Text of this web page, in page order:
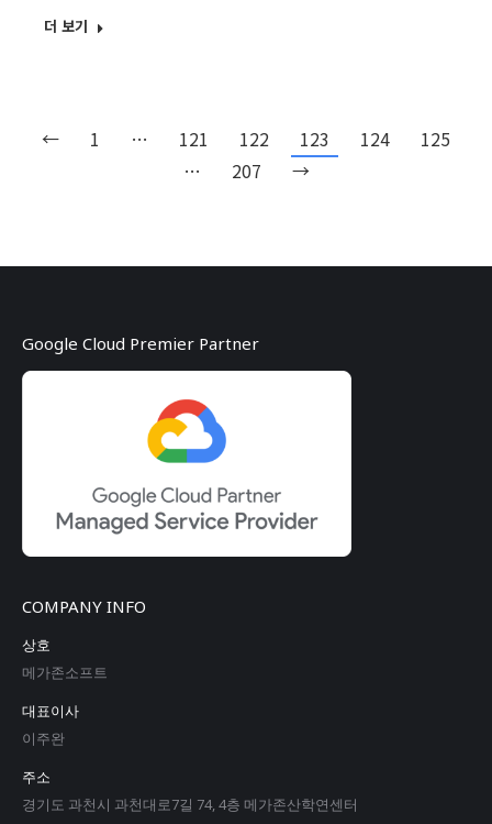
더 보기
← 1 … 121 122 123 124
125
…
207 →
Google Cloud Premier Partner
COMPANY INFO
상호
메가존소프트
대표이사
이주완
주소
경기도 과천시 과천대로7길 74, 4층 메가존산학연센터